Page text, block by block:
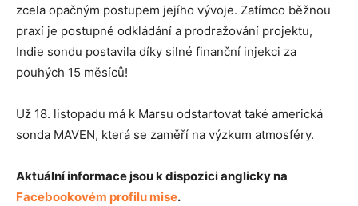
zcela opačným postupem jejího vývoje. Zatímco běžnou
praxí je postupné odkládání a prodražování projektu,
Indie sondu postavila díky silné finanční injekci za
pouhých 15 měsíců!
Už 18. listopadu má k Marsu odstartovat také americká
sonda MAVEN, která se zaměří na výzkum atmosféry.
Aktuální informace jsou k dispozici anglicky na
Facebookovém profilu mise.